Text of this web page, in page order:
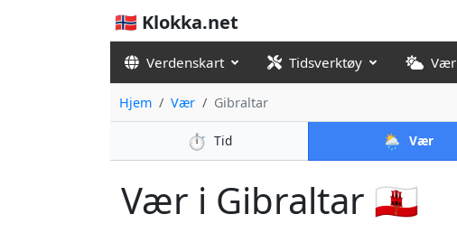
🇳🇴 Klokka.net
Verdenskart Tidsverktøy Vær
Hjem Vær Gibraltar
⏱️ Tid 🌦️ Vær
Vær i Gibraltar 🇬🇮